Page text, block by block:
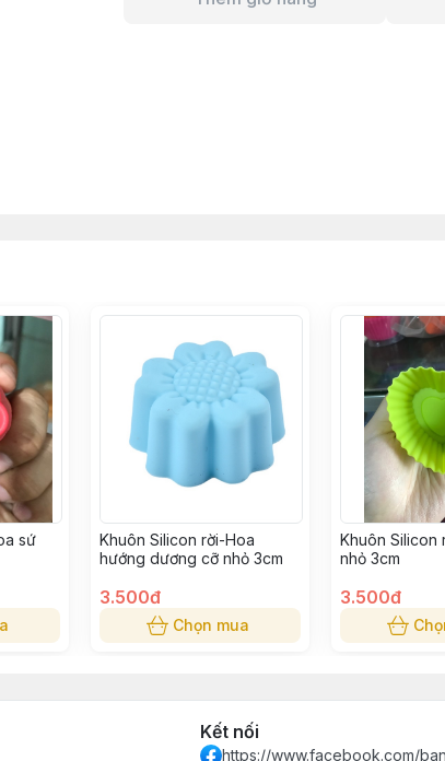
sứ
Khuôn Silicon rời-Hoa
hướng dương cỡ nhỏ 3cm
3.500đ
Chọn mua
Khuôn Silicon
nhỏ 3cm
3.500đ
Kết nối
https://www.facebook.com/